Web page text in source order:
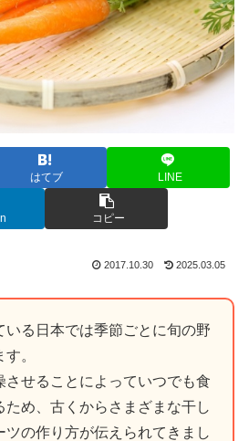
はてブ LINE
コピー
2017.10.30 2025.03.05
いる日本では季節ごとに旬の野
。
させることによっていつでも食
ため、古くからさまざまな干し
ツの作り方が伝えられてきまし